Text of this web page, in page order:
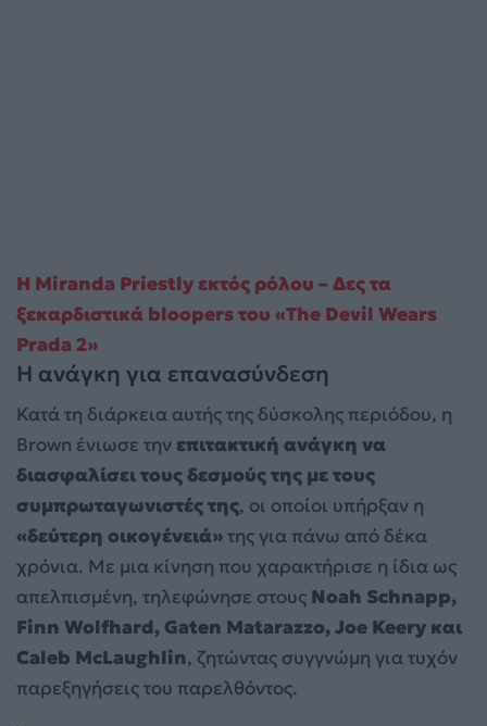
Η Miranda Priestly εκτός ρόλου – Δες τα
ξεκαρδιστικά bloopers του «The Devil Wears
Prada 2»
Η ανάγκη για επανασύνδεση
Κατά τη διάρκεια αυτής της δύσκολης περιόδου, η
Brown ένιωσε την επιτακτική ανάγκη να
διασφαλίσει τους δεσμούς της με τους
συμπρωταγωνιστές της, οι οποίοι υπήρξαν η
«δεύτερη οικογένειά»της για πάνω από δέκα
χρόνια. Με μια κίνηση που χαρακτήρισε η ίδια ως
απελπισμένη, τηλεφώνησε στους Noah Schnapp,
Finn Wolfhard, Gaten Matarazzo, Joe Keery και
Caleb McLaughlin, ζητώντας συγγνώμη για τυχόν
παρεξηγήσεις του παρελθόντος.